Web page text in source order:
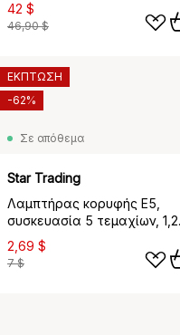
42 $
46,90 $
Σε απόθεμα
Star Trading
Λαμπτήρας κορυφής E5,
συσκευασία 5 τεμαχίων, 1,2
W
2,69 $
7 $
ΕΚΠΤΩΣΗ
-62%